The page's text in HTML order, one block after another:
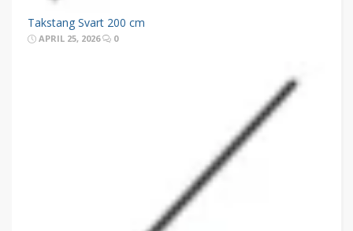
Takstang Svart 200 cm
APRIL 25, 2026 0